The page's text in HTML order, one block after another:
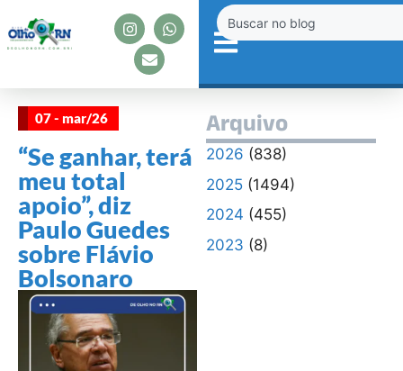
07 - mar/26
“Se ganhar, terá
meu total
apoio”, diz
Paulo Guedes
sobre Flávio
Bolsonaro
Arquivo
2026 (838)
2025(1494)
2024 (455)
2023 (8)